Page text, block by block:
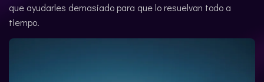
que ayudarles demasiado para que lo resuelvan todo a
tiempo.